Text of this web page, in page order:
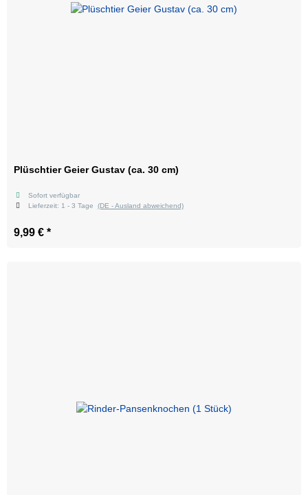
Plüschtier Geier Gustav (ca. 30 cm)
Sofort verfügbar
Lieferzeit: 1 - 3 Tage (DE - Ausland abweichend)
9,99 € *